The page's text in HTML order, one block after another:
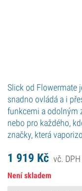
Slick od Flowermate
snadno ovládá a i
funkcemi a odolným
nebo pro každého,
značky, která
1 919 Kč vč. DPH
Není skladem